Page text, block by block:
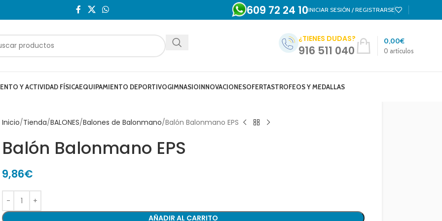
609 72 24 10INICIAR SESIÓN / REGISTRARSE
¿TIENES DUDAS?
916 511 040 0 artículos
0,00€
Y ACTIVIDAD FÍSICAEQUIPAMIENTO DEPORTIVOGIMNASIOINNOVACIONESOFERTASTROFEOS Y MEDALLAS
Inicio Tienda BALONES Balones de Balonmano Balón Balonmano EPS
Balón Balonmano EPS
9,86€
AÑADIR AL CARRITO